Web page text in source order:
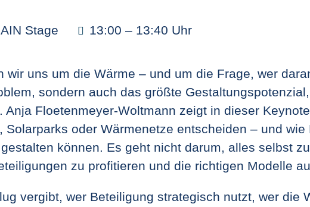
Stage 13:00 – 13:40 Uhr
wir uns um die Wärme – und um die Frage, wer
sondern auch das größte
Anja Floetenmeyer-Woltmann zeigt in dieser
Solarparks oder Wärmenetze entscheiden – und
können. Es geht nicht darum, alles selbst
zu profitieren und die richtigen Modelle
vergibt, wer Beteiligung strategisch nutzt, wer die